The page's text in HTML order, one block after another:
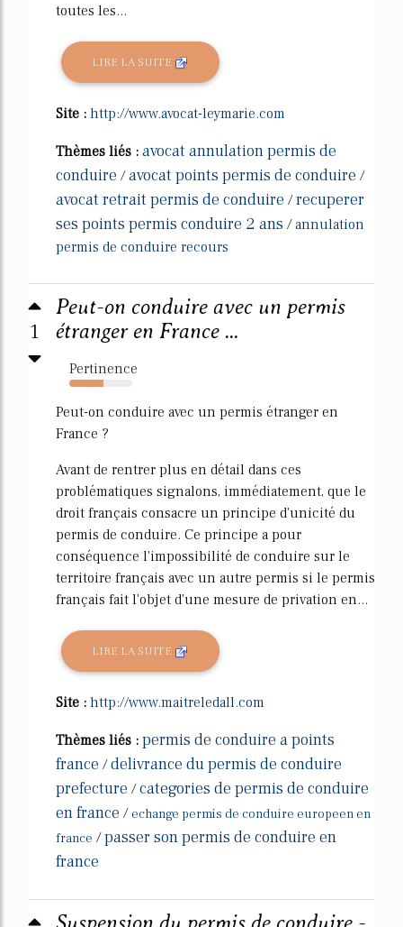
toutes les...
LIRE LA SUITE
Site : http://www.avocat-leymarie.com
Thèmes liés : avocat annulation permis de
conduire /avocat points permis de conduire /
avocat retrait permis de conduire /recuperer
ses points permis conduire 2 ans /annulation
permis de conduire recours
1
Peut-on conduire avec un permis
étranger en France ...
Pertinence
54%
Peut-on conduire avec un permis étranger en
France ?
Avant de rentrer plus en détail dans ces
problématiques signalons, immédiatement, que le
droit français consacre un principe d'unicité du
permis de conduire. Ce principe a pour
conséquence l'impossibilité de conduire sur le
territoire français avec un autre permis si le permis
français fait l'objet d'une mesure de privation en...
LIRE LA SUITE
Site : http://www.maitreledall.com
Thèmes liés : permis de conduire a points
france /delivrance du permis de conduire
prefecture /categories de permis de conduire
en france / echange permis de conduire europeen en
france /passer son permis de conduire en
france